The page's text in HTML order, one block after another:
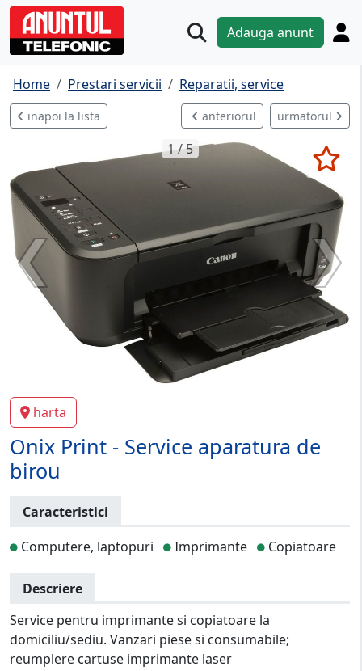
Adauga anunt
Home Prestari servicii Reparatii, service
inapoi la lista anteriorul urmatorul
1 / 5
harta
Onix Print - Service aparatura de
birou
Caracteristici
Computere, laptopuri
Imprimante Copiatoare
Descriere
Service pentru imprimante si copiatoare la
domiciliu/sediu. Vanzari piese si consumabile;
reumplere cartuse imprimante laser